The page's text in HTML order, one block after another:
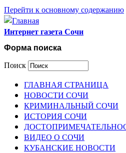
Перейти к основному содержанию
Интернет газета Сочи
Форма поиска
Поиск
ГЛАВНАЯ СТРАНИЦА
НОВОСТИ СОЧИ
КРИМИНАЛЬНЫЙ СОЧИ
ИСТОРИЯ СОЧИ
ВИДЕО О СОЧИ
КУБАНСКИЕ НОВОСТИ